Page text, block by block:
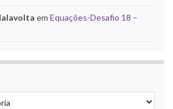
em Equações-Desafio 18 –